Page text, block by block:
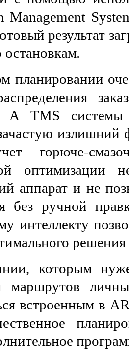
Management
результат
планировании
А TMS
излишний
горюче-
аппарат и не
без ручной
интеллекту
которым
маршрутов
встроенным в